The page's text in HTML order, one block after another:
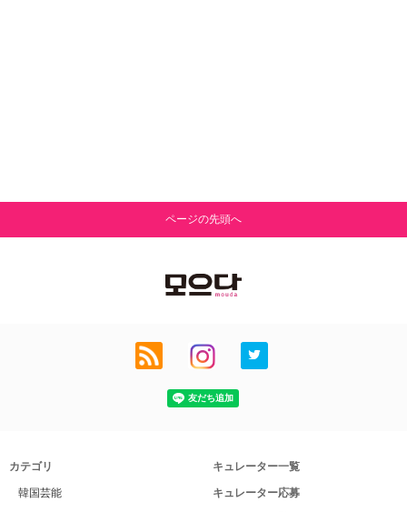
ページの先頭へ
カテゴリ
韓国芸能
キュレーター一覧
キュレーター応募